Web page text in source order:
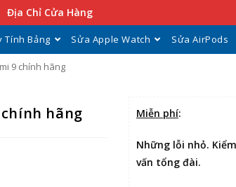
Địa Chỉ Cửa Hàng
Tính Bảng Sửa Apple Watch Sửa AirPods
9 chính hãng
hãng Miễn phí:
Những lỗi nhỏ.
vấn tổng đài.